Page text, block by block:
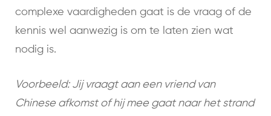
complexe vaardigheden gaat is de vraag of de
kennis wel aanwezig is om te laten zien wat
nodig is.
Voorbeeld: Jij vraagt aan een vriend van
Chinese afkomst of hij mee gaat naar het strand